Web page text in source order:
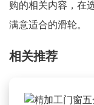
购的相关内容，在
满意适合的滑轮。
相关推荐